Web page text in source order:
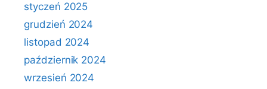
styczeń 2025
grudzień 2024
listopad 2024
październik 2024
wrzesień 2024